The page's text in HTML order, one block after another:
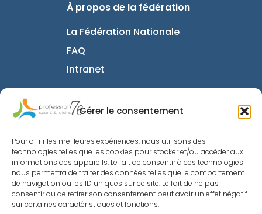
Gérer le consentement
Pour offrir les meilleures expériences, nous utilisons des
technologies telles que les cookies pour stocker et/ou accéder aux
informations des appareils. Le fait de consentir à ces technologies
nous permettra de traiter des données telles que le comportement
de navigation ou les ID uniques sur ce site. Le fait de ne pas
consentir ou de retirer son consentement peut avoir un effet négatif
sur certaines caractéristiques et fonctions.
À propos de la fédération
La Fédération Nationale
FAQ
Intranet
Informations utiles
Mentions Légales
Conditions Générales de
Vente
Politique de confidentialité